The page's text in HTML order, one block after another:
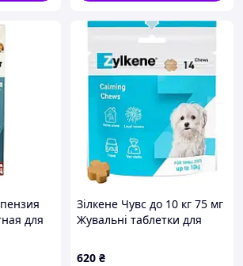
по Украине
всей Украине
способ доставки и оплаты —
быстро и без хлопот.
Как заказать?
алгоритм покупки:
для
Зілкене Чувс до 10 кг 75 мг
Жувальні таблетки для
Zylkene Chews 14 таб
620 ₴